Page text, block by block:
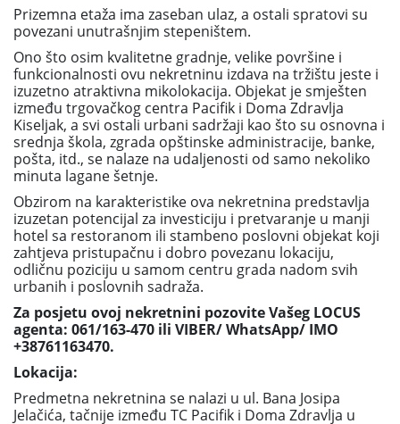
Prizemna etaža ima zaseban ulaz, a ostali spratovi su
povezani unutrašnjim stepeništem.
Ono što osim kvalitetne gradnje, velike površine i
funkcionalnosti ovu nekretninu izdava na tržištu jeste i
izuzetno atraktivna mikolokacija. Objekat je smješten
između trgovačkog centra Pacifik i Doma Zdravlja
Kiseljak, a svi ostali urbani sadržaji kao što su osnovna i
srednja škola, zgrada opštinske administracije, banke,
pošta, itd., se nalaze na udaljenosti od samo nekoliko
minuta lagane šetnje.
Obzirom na karakteristike ova nekretnina predstavlja
izuzetan potencijal za investiciju i pretvaranje u manji
hotel sa restoranom ili stambeno poslovni objekat koji
zahtjeva pristupačnu i dobro povezanu lokaciju,
odličnu poziciju u samom centru grada nadom svih
urbanih i poslovnih sadraža.
Za posjetu ovoj nekretnini pozovite Vašeg LOCUS
agenta: 061/163-470 ili VIBER/ WhatsApp/ IMO
+38761163470.
Lokacija:
Predmetna nekretnina se nalazi u ul. Bana Josipa
Jelačića, tačnije između TC Pacifik i Doma Zdravlja u